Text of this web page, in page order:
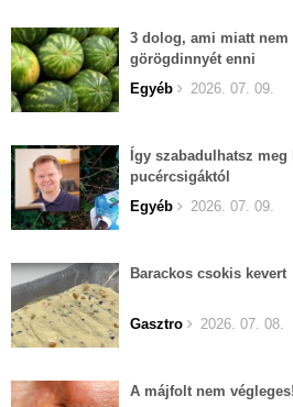
3 dolog, ami miatt nem
görögdinnyét enni
Egyéb
2026. 07. 09.
Így szabadulhatsz
pucércsigáktól
Egyéb
2026. 07. 09.
Barackos csokis kevert
Gasztro 2026. 07. 08.
A májfolt nem